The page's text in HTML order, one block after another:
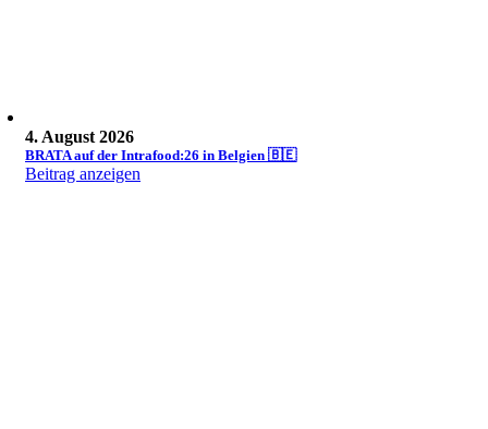
4. August 2026
BRATA auf der Intrafood:26 in Belgien 🇧🇪
Beitrag anzeigen